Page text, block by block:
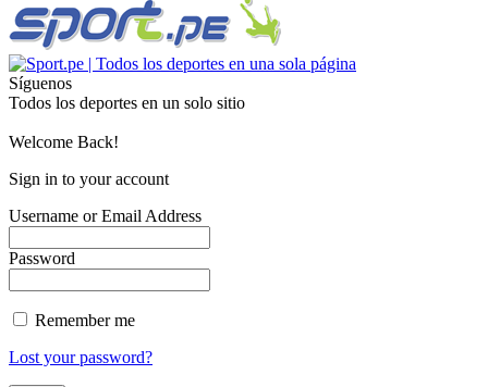
Síguenos
Todos los deportes en un solo sitio
Welcome Back!
Sign in to your account
Username or Email Address
Password
Remember me
Lost your password?